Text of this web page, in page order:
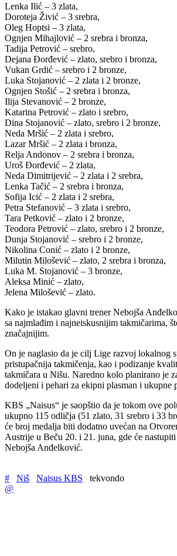
Lenka Ilić – 3 zlata,
Doroteja Živić – 3 srebra,
Oleg Hoptsi – 3 zlata,
Ognjen Mihajlović – 2 srebra i bronza,
Tadija Petrović – srebro,
Dejana Đorđević – zlato, srebro i bronza,
Vukan Grdić – srebro i 2 bronze,
Luka Stojanović – 2 zlata i 2 bronze,
Ognjen Stošić – 2 srebra i bronza,
Ilija Stevanović – 2 bronze,
Katarina Petrović – zlato i srebro,
Dina Stojanović – zlato, srebro i 2 bronze,
Neda Mršić – 2 zlata i srebro,
Lazar Mršić – 2 zlata i bronza,
Relja Andonov – 2 srebra i bronza,
Uroš Đorđević – 2 zlata,
Neda Dimitrijević – 2 zlata i 2 srebra,
Lenka Tačić – 2 srebra i bronza,
Sofija Icić – 2 zlata i 2 srebra,
Petra Stefanović – 3 zlata i srebro,
Tara Petković – zlato i 2 bronze,
Teodora Petrović – zlato, srebro i 2 bronze,
Dunja Stojanović – srebro i 2 bronze,
Nikolina Conić – zlato i 2 bronze,
Milutin Milošević – zlato, 2 srebra i bronza,
Luka M. Stojanović – 3 bronze,
Aleksa Minić – zlato,
Jelena Milošević – zlato.
Kako je istakao glavni trener Nebojša
sa najmlađim i najneiskusnijim takmičarima,
značajnijim.
On je naglasio da je cilj Lige razvoj lokalnog
pristupačnija takmičenja, kao i podizanje
takmičara u Nišu. Naredno kolo planirano je
dodeljeni i pehari za ekipni plasman i ukupne
KBS „Naisus“ je saopštio da je tokom ove
ukupno 115 odličja (51 zlato, 31 srebro i 33
će broj medalja biti dodatno uvećan na
Austrije u Beču 20. i 21. juna, gde će
Nebojša Anđelković.
# Niš Naisus KBS
tekvondo
@